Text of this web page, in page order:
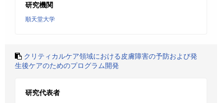
研究機関
順天堂大学
クリティカルケア領域における皮膚障害の予防および発
生後ケアのためのプログラム開発
研究代表者